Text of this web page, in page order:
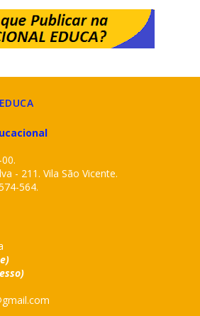
- 211. Vila São Vicente.
564.